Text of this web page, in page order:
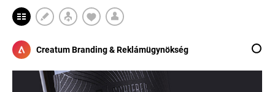
Creatum Branding & Reklámügynökség